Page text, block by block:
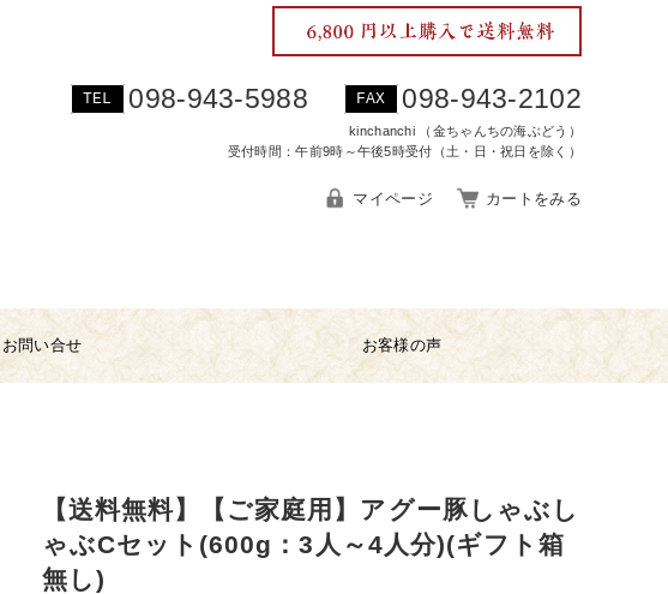
TEL 098-943-5988 FAX 098-943-2102
kinchanchi （金ちゃんちの海ぶどう）
受付時間：午前9時～午後5時受付（土・日・祝日を除く）
マイページ カートをみる
お問い合せ お客様の声
【送料無料】【ご家庭用】アグー豚しゃぶし
ゃぶCセット(600g：3人～4人分)(ギフト箱
無し)